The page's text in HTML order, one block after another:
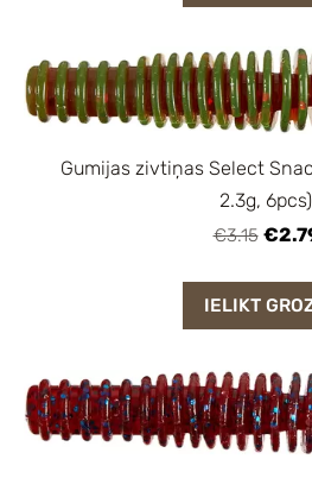
Gumijas zivtiņas Select
2.3g, 6pcs)
€3.15
IELIKT